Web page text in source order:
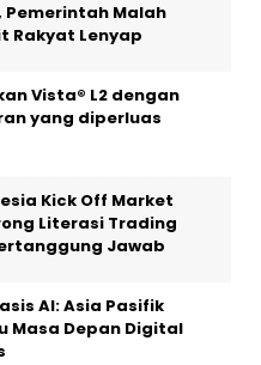
Pemerintah Malah
Rakyat Lenyap
Vista® L2 dengan
yang diperluas
Kick Off Market
Literasi Trading
Jawab
AI: Asia Pasifik
Masa Depan Digital